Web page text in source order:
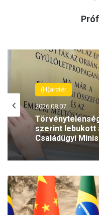
(H)arctér
2026.08.07.
szerint lebukott
Családügyi
P
e
k